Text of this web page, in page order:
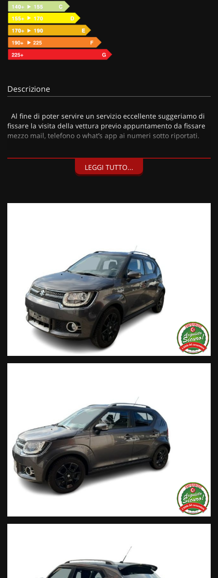
Descrizione
Al fine di poter servire un servizio eccellente suggeriamo di
fissare la visita della vettura previo appuntamento da fissare
mezzo mail, telefono o what’s app ai numeri sotto riportati.
• Finanziamenti personalizzabili a tassi agevolati (privati/ditte
dal Codice del Consumo;
• Garanzia estendibile fino a 60 mesi.
Segui Automobili Vendraminie leggi le recensioni che
descrivono l’esperienza dei nostri clienti:
• Sul nostro sito ufficiale www.automobilivendramini.it dove
potrai trovare l’intero parco auto aggiornato, maggiori foto e
info per ogni singola vettura, i nostri servizi e la nostra storia.
• Sulla nostra pagina Facebook
• Sulla nostra pagina Instagram
• Sul nostro profilo Google Business
• Si precisa che le informazioni contenute negli annunci
online e nel proprio sito web sono state compilate con cura
affinché siano il più complete e precise; tuttavia possono
contenere errori e omissioni. Si declina ogni responsabilità
per eventuali involontarie incongruenze che non
rappresentano un impegno contrattuale.
LEGGI TUTTO...